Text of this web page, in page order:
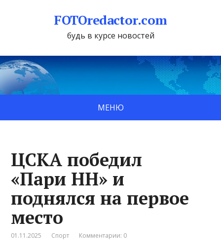
FOTOredactor.com
будь в курсе новостей
МЕНЮ
ЦСКА победил
«Пари НН» и
поднялся на первое
место
01.11.2025 Спорт Комментарии: 0